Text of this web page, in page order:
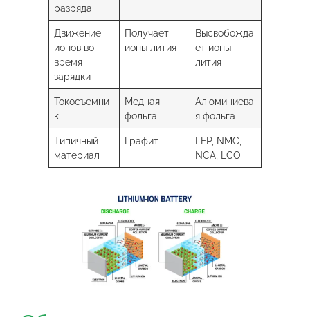
разряда
Движение
ионов во
время
зарядки
Получает
ионы лития
Высвобожда
ет ионы
лития
Токосъемни
к
Медная
фольга
Алюминиева
я фольга
Типичный
материал
Графит
LFP, NMC,
NCA, LCO